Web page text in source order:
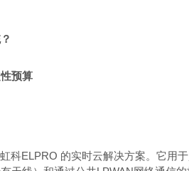
预算
科ELPRO 的实时云解决方案。它用